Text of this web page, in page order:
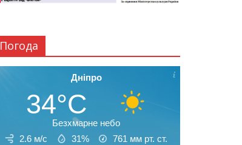
Погода
Дніпро
34°C
Безхмарне небо
2.6 м/с
31% 761 мм рт. ст.